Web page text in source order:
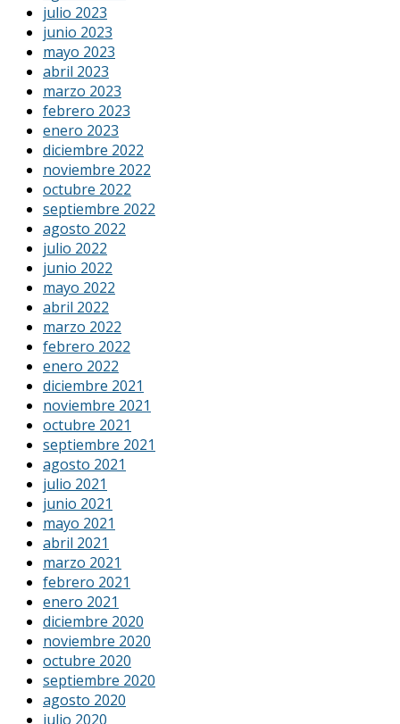
julio 2023
junio 2023
mayo 2023
abril 2023
marzo 2023
febrero 2023
enero 2023
diciembre 2022
noviembre 2022
octubre 2022
septiembre 2022
agosto 2022
julio 2022
junio 2022
mayo 2022
abril 2022
marzo 2022
febrero 2022
enero 2022
diciembre 2021
noviembre 2021
octubre 2021
septiembre 2021
agosto 2021
julio 2021
junio 2021
mayo 2021
abril 2021
marzo 2021
febrero 2021
enero 2021
diciembre 2020
noviembre 2020
octubre 2020
septiembre 2020
agosto 2020
julio 2020